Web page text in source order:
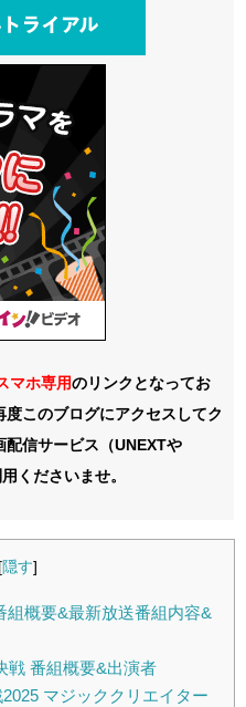
マホ専用のリンクとなってお
このブログにアクセスしてク
配信サービス（UNEXTや
くださいませ。
[隠す]
組概要&最新放送番組内容&
戦 番組概要&出演者
マジッククリエイター